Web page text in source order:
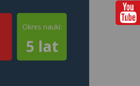
Okres nauki:
5 lat